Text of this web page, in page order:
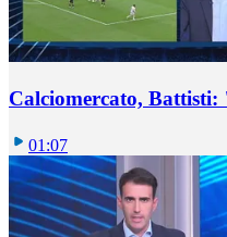
Calciomercato,
01:07